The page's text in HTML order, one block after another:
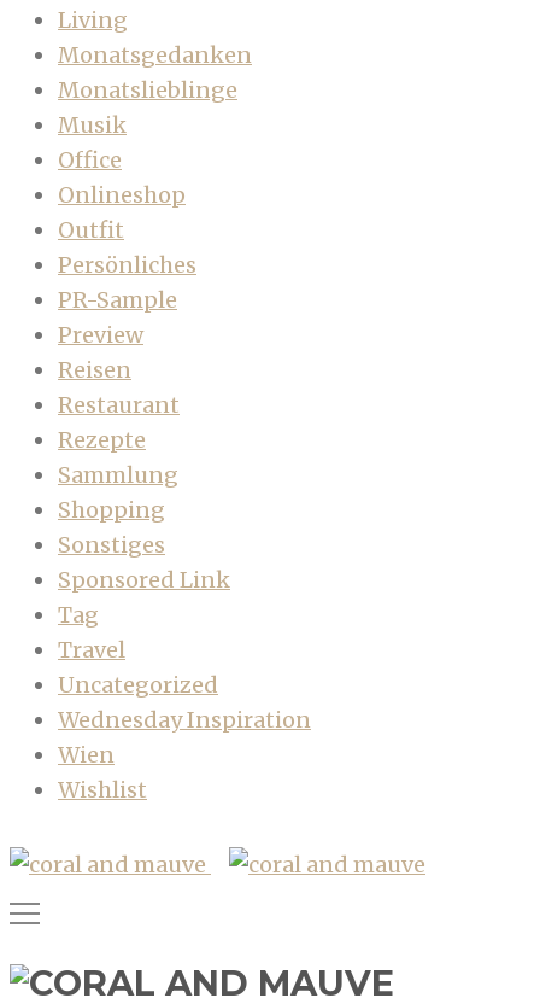
Living
Monatsgedanken
Monatslieblinge
Musik
Office
Onlineshop
Outfit
Persönliches
PR-Sample
Preview
Reisen
Restaurant
Rezepte
Sammlung
Shopping
Sonstiges
Sponsored Link
Tag
Travel
Uncategorized
Wednesday Inspiration
Wien
Wishlist